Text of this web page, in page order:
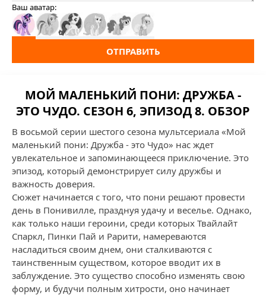
Ваш аватар:
ОТПРАВИТЬ
МОЙ МАЛЕНЬКИЙ ПОНИ: ДРУЖБА -
ЭТО ЧУДО. СЕЗОН 6, ЭПИЗОД 8. ОБЗОР
В восьмой серии шестого сезона мультсериала «Мой
маленький пони: Дружба - это Чудо» нас ждет
увлекательное и запоминающееся приключение. Это
эпизод, который демонстрирует силу дружбы и
важность доверия.
Сюжет начинается с того, что пони решают провести
день в Понивилле, празднуя удачу и веселье. Однако,
как только наши героини, среди которых Твайлайт
Спаркл, Пинки Пай и Рарити, намереваются
насладиться своим днем, они сталкиваются с
таинственным существом, которое вводит их в
заблуждение. Это существо способно изменять свою
форму, и будучи полным хитрости, оно начинает